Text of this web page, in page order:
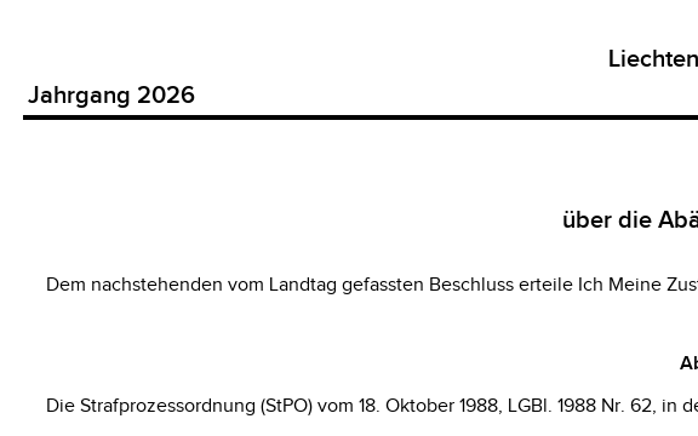
Jahrgang 2026
über die
Dem nachstehenden vom Landtag gefassten Beschluss erteile Ich Meine
Die Strafprozessordnung (StPO) vom 18. Oktober 1988, LGBl. 1988 Nr. 62,